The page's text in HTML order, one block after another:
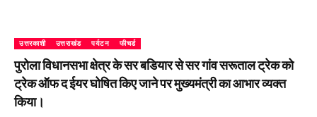
उत्तरकाशी उत्तराखंड पर्यटन फीचर्ड
पुरोला विधानसभा क्षेत्र के सर बडियार से सर गांव सरूताल ट्रेक को
ट्रेक ऑफ द ईयर घोषित किए जाने पर मुख्यमंत्री का आभार व्यक्त
किया।